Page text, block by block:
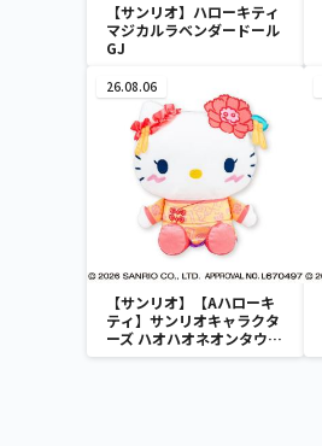
【サンリオ】ハローキティ
マジカルラベンダードール
GJ
26.08.06
【サンリオ】【Aハローキ
ティ】サンリオキャラクタ
ーズ ハオハオネオンタウン
ドールBIGタイプ1